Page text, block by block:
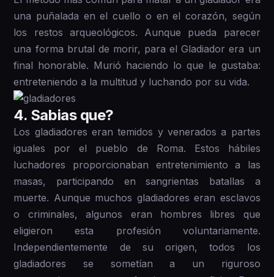
una puñalada en el cuello o en el corazón, según
los restos arqueológicos. Aunque pueda parecer
una forma brutal de morir, para el Gladiador era un
final honorable. Murió haciendo lo que le gustaba:
entreteniendo a la multitud y luchando por su vida.
4 . Sabias que?
Los gladiadores eran temidos y venerados a partes
iguales por el pueblo de Roma. Estos hábiles
luchadores proporcionaban entretenimiento a las
masas, participando en sangrientas batallas a
muerte. Aunque muchos gladiadores eran esclavos
o criminales, algunos eran hombres libres que
eligieron esta profesión voluntariamente.
Independientemente de su origen, todos los
gladiadores se sometían a un riguroso